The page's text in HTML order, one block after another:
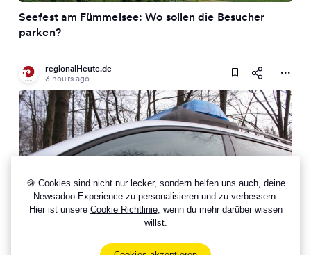
🍪 Cookies sind nicht nur lecker, sondern helfen uns auch, deine
Newsadoo-Experience zu personalisieren und zu verbessern.
Hier ist unsere Cookie Richtlinie, wenn du mehr darüber wissen
willst.
Seefest am Fümmelsee: Wo sollen die Besucher
parken?
regionalHeute.de
3 hours ago
Einbrüche in Waschanlagen - Münzautomaten